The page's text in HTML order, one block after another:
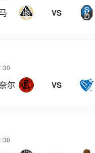
VS
尔 VS